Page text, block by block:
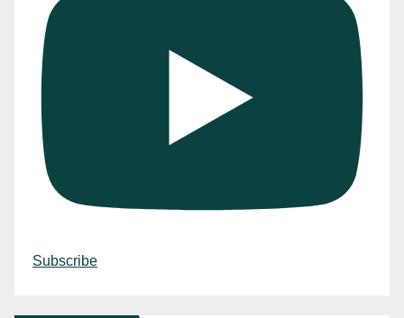
Subscribe